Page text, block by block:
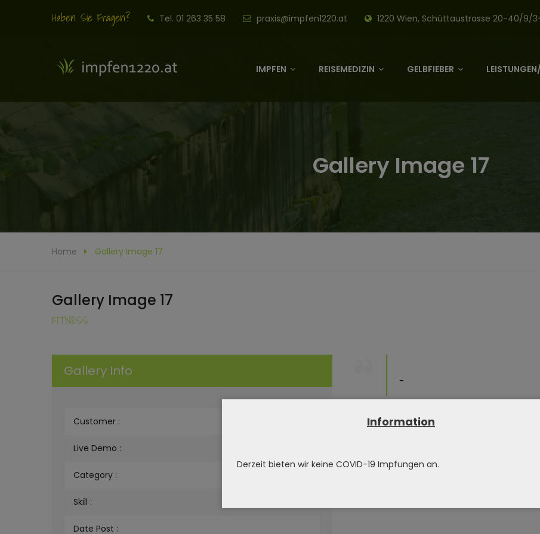
Haben Sie Fragen? Tel. 01 263 35 58 praxis@impfen1220.at 1220 Wien, Schüttaustrasse 20-40/9/
IMPFEN REISEMEDIZIN GELBFIEBER
Gallery Image 17
Home Gallery Image 17
Gallery Image 17
FITNESS
Gallery Info
Customer :
Live Demo :
Category :
Skill :
Date Post :
-
Information
Derzeit bieten wir keine COVID-19 Impfungen an.